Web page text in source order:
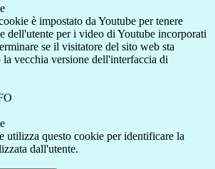
è impostato da Youtube per tenere
dell'utente per i video di Youtube incorporati
se il visitatore del sito web sta
vecchia versione dell'interfaccia di
utilizza questo cookie per identificare la
dall'utente.